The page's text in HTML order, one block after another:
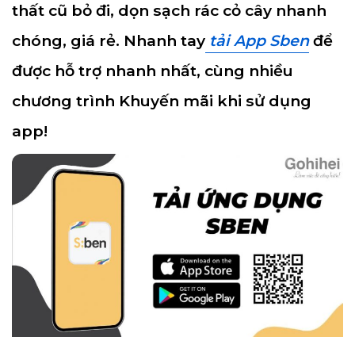
thất cũ bỏ đi, dọn sạch rác cỏ cây nhanh
chóng, giá rẻ. Nhanh tay tải App Sbenđể
được hỗ trợ nhanh nhất, cùng nhiều
chương trình Khuyến mãi khi sử dụng
app!